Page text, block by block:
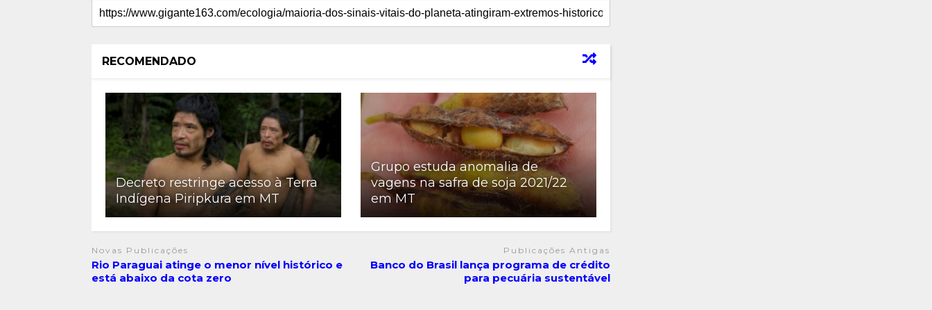
RECOMENDADO
Decreto restringe acesso à Terra
Indígena Piripkura em MT
Grupo estuda anomalia de
vagens na safra de soja 2021/22
em MT
Novas Publicações
Rio Paraguai atinge o menor nível histórico e
está abaixo da cota zero
Publicações Antigas
Banco do Brasil lança programa de crédito
para pecuária sustentável